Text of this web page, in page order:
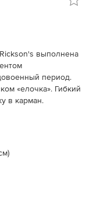
выполнена
период.
«елочка». Гибкий
в карман.